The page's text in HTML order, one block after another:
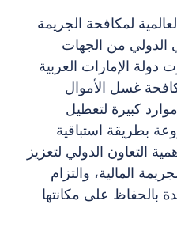
لمكافحة الجريمة
الدولي من الجهات
دولة الإمارات العربية
غسل الأموال
كبيرة لتعطيل
بطريقة استباقية
التعاون الدولي لتعزيز
المالية، والتزام
بالحفاظ على مكانتها